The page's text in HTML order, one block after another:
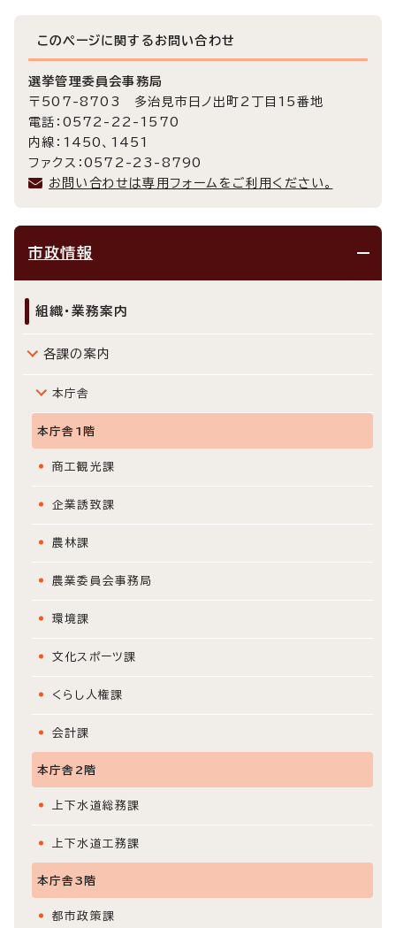
このページに関する お問い合わせ
選挙管理委員会事務局
〒507-8703 多治見市日ノ出町2丁目15番地
電話：0572-22-1570
内線：1450、1451
ファクス：0572-23-8790
お問い合わせは専用フォームをご利用ください。
市政情報
組織・業務案内
各課の案内
本庁舎
本庁舎1階
商工観光課
企業誘致課
農林課
農業委員会事務局
環境課
文化スポーツ課
くらし人権課
会計課
本庁舎2階
上下水道総務課
上下水道工務課
本庁舎3階
都市政策課